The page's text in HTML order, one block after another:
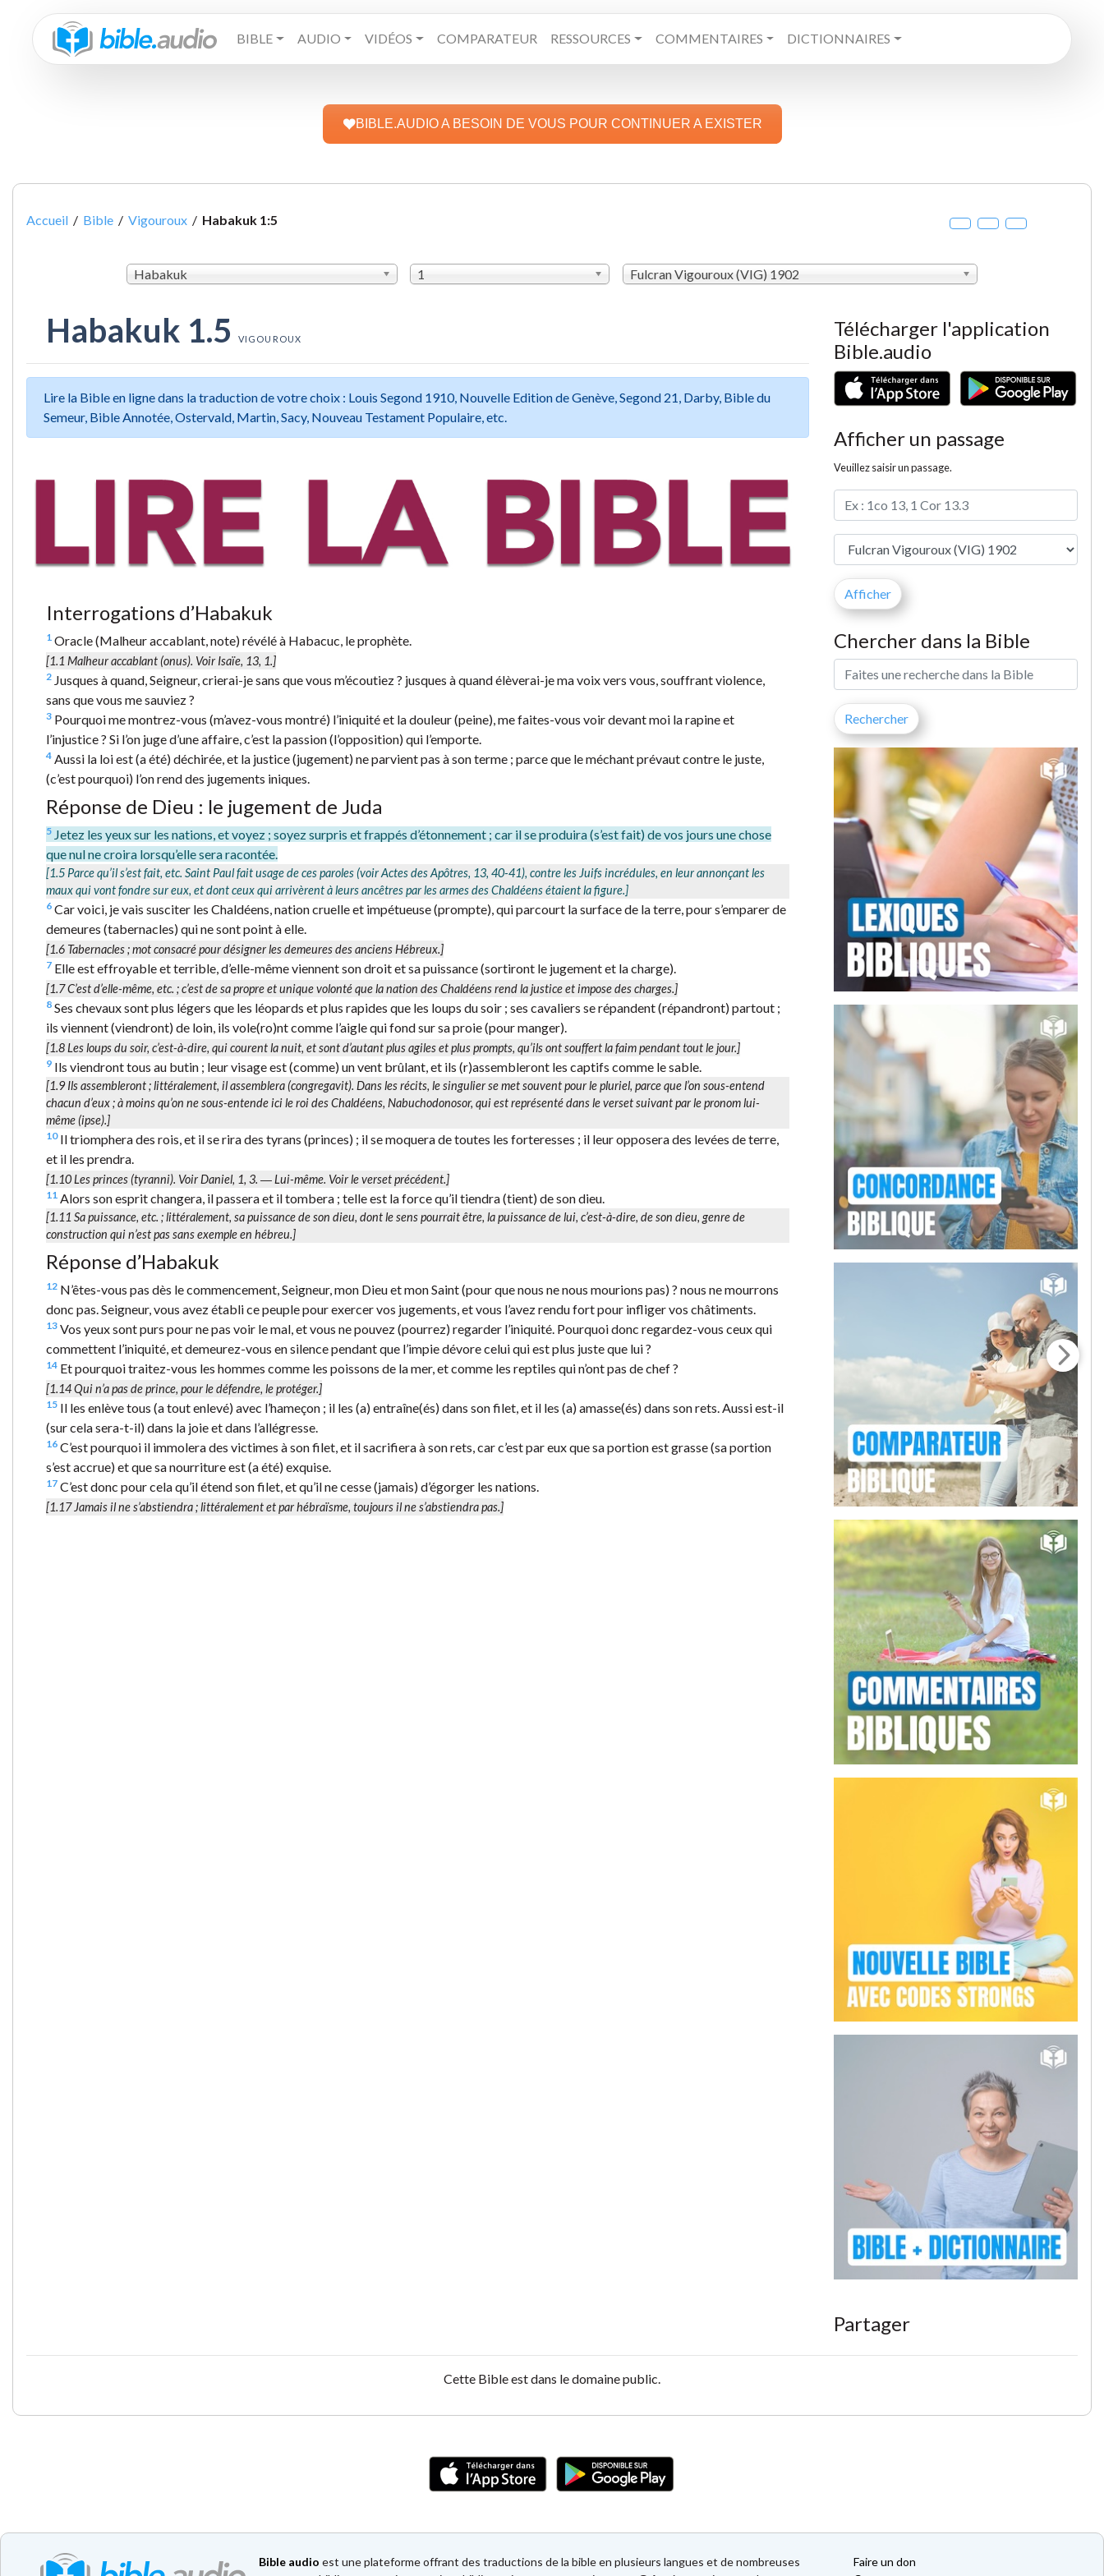
BIBLE AUDIO VIDÉOS COMPARATEUR RESSOURCES COMMENTAIRES DICTIONNAIRES
BIBLE.AUDIO A BESOIN DE VOUS POUR CONTINUER A EXISTER
Accueil / Bible / Vigouroux / Habakuk 1:5
Habakuk 1 Fulcran Vigouroux (VIG) 1902
Habakuk 1.5 VIGOUROUX
Lire la Bible en ligne dans la traduction de votre choix : Louis Segond 1910, Nouvelle Edition de Genève, Segond 21, Darby, Bible du
Semeur, Bible Annotée, Ostervald, Martin, Sacy, Nouveau Testament Populaire, etc.
Interrogations d’Habakuk
1 Oracle (Malheur accablant, note) révélé à Habacuc, le prophète.
[1.1 Malheur accablant (onus). Voir Isaïe, 13, 1.]
2 Jusques à quand, Seigneur, crierai-je sans que vous m’écoutiez ? jusques à quand élèverai-je ma voix vers vous, souffrant violence,
sans que vous me sauviez ?
3 Pourquoi me montrez-vous (m’avez-vous montré) l’iniquité et la douleur (peine), me faites-vous voir devant moi la rapine et
l’injustice ? Si l’on juge d’une affaire, c’est la passion (l’opposition) qui l’emporte.
4 Aussi la loi est (a été) déchirée, et la justice (jugement) ne parvient pas à son terme ; parce que le méchant prévaut contre le juste,
(c’est pourquoi) l’on rend des jugements iniques.
Réponse de Dieu : le jugement de Juda
5 Jetez les yeux sur les nations, et voyez ; soyez surpris et frappés d’étonnement ; car il se produira (s’est fait) de vos jours une chose
que nul ne croira lorsqu’elle sera racontée.
[1.5 Parce qu’il s’est fait, etc. Saint Paul fait usage de ces paroles (voir Actes des Apôtres, 13, 40-41), contre les Juifs incrédules, en leur annonçant les
maux qui vont fondre sur eux, et dont ceux qui arrivèrent à leurs ancêtres par les armes des Chaldéens étaient la figure.]
6 Car voici, je vais susciter les Chaldéens, nation cruelle et impétueuse (prompte), qui parcourt la surface de la terre, pour s’emparer de
demeures (tabernacles) qui ne sont point à elle.
[1.6 Tabernacles; mot consacré pour désigner les demeures des anciens Hébreux.]
7 Elle est effroyable et terrible, d’elle-même viennent son droit et sa puissance (sortiront le jugement et la charge).
[1.7C’est d’elle-même, etc. ; c’est de sa propre et unique volonté que la nation des Chaldéens rend la justice et impose des charges.]
8 Ses chevaux sont plus légers que les léopards et plus rapides que les loups du soir ; ses cavaliers se répandent (répandront) partout ;
ils viennent (viendront) de loin, ils vole(ro)nt comme l’aigle qui fond sur sa proie (pour manger).
[1.8Les loups du soir, c’est-à-dire, qui courent la nuit, et sont d’autant plus agiles et plus prompts, qu’ils ont souffert la faim pendant tout le jour.]
9 Ils viendront tous au butin ; leur visage est (comme) un vent brûlant, et ils (r)assembleront les captifs comme le sable.
[1.9Ils assembleront; littéralement, il assemblera (congregavit). Dans les récits, le singulier se met souvent pour le pluriel, parce que l’on sous-entend
chacun d’eux ; à moins qu’on ne sous-entende ici le roi des Chaldéens, Nabuchodonosor, qui est représenté dans le verset suivant par le pronomlui-
même (ipse).]
10Il triomphera des rois, et il se rira des tyrans (princes) ; il se moquera de toutes les forteresses ; il leur opposera des levées de terre,
et il les prendra.
[1.10Les princes (tyranni). Voir Daniel, 1, 3. ―Lui-même. Voir le verset précédent.]
11 Alors son esprit changera, il passera et il tombera ; telle est la force qu’il tiendra (tient) de son dieu.
[1.11 Sa puissance, etc. ; littéralement, sa puissance de son dieu, dont le sens pourrait être, la puissance de lui, c’est-à-dire, de son dieu, genre de
construction qui n’est pas sans exemple en hébreu.]
Réponse d’Habakuk
12 N’êtes-vous pas dès le commencement, Seigneur, mon Dieu et mon Saint (pour que nous ne nous mourions pas) ? nous ne mourrons
donc pas. Seigneur, vous avez établi ce peuple pour exercer vos jugements, et vous l’avez rendu fort pour infliger vos châtiments.
13 Vos yeux sont purs pour ne pas voir le mal, et vous ne pouvez (pourrez) regarder l’iniquité. Pourquoi donc regardez-vous ceux qui
commettent l’iniquité, et demeurez-vous en silence pendant que l’impie dévore celui qui est plus juste que lui ?
14 Et pourquoi traitez-vous les hommes comme les poissons de la mer, et comme les reptiles qui n’ont pas de chef ?
[1.14Qui n’a pas de prince, pour le défendre, le protéger.]
15 Il les enlève tous (a tout enlevé) avec l’hameçon ; il les (a) entraîne(és) dans son filet, et il les (a) amasse(és) dans son rets. Aussi est-il
(sur cela sera-t-il) dans la joie et dans l’allégresse.
16 C’est pourquoi il immolera des victimes à son filet, et il sacrifiera à son rets, car c’est par eux que sa portion est grasse (sa portion
s’est accrue) et que sa nourriture est (a été) exquise.
17 C’est donc pour cela qu’il étend son filet, et qu’il ne cesse (jamais) d’égorger les nations.
[1.17Jamais il ne s’abstiendra; littéralement et par hébraïsme, toujours il ne s’abstiendra pas.]
Télécharger l'application
Bible.audio
Afficher un passage
Veuillez saisir un passage.
Chercher dans la Bible
Partager
Cette Bible est dans le domaine public.
Bible audio est une plateforme offrant des traductions de la bible en plusieurs langues et de nombreuses
Faire un don